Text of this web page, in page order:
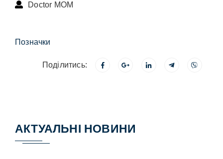
Doctor MOM
Позначки
Поділитись:
АКТУАЛЬНІ НОВИНИ